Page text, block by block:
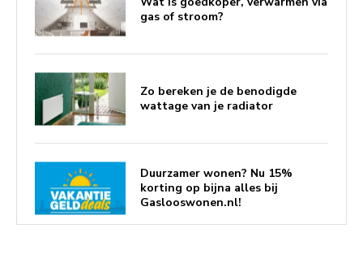
gas of stroom?
Zo bereken je de benodigde
wattage van je radiator
Duurzamer wonen? Nu 15%
korting op bijna alles bij
Gaslooswonen.nl!